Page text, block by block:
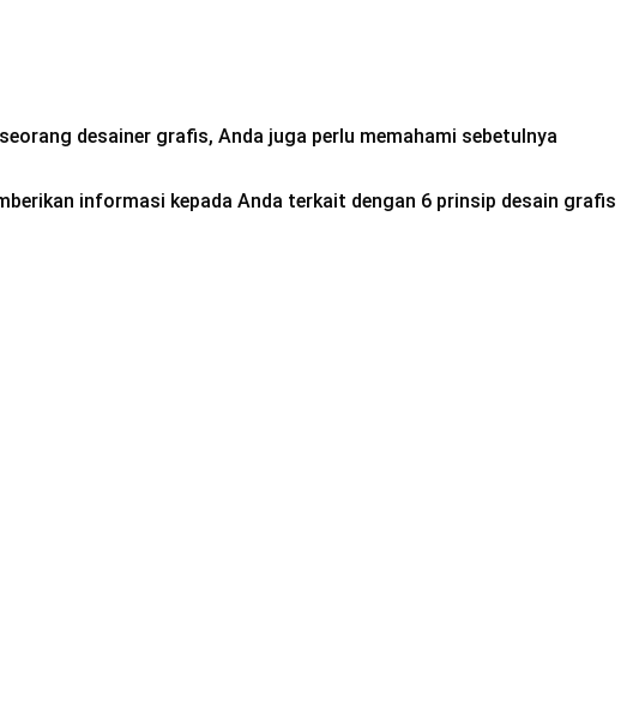
desainer grafis, Anda juga perlu memahami sebetulnya
informasi kepada Anda terkait dengan 6 prinsip desain grafis